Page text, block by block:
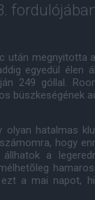
után
egyedül élen
249 góllal.
büszkeségének
hatalmas
hogy
a
a mai napot,